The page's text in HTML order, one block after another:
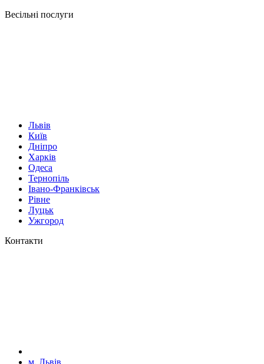
Весільні послуги
Львів
Київ
Дніпро
Харків
Одеса
Тернопіль
Івано-Франківськ
Рівне
Луцьк
Ужгород
Контакти
м. Львів